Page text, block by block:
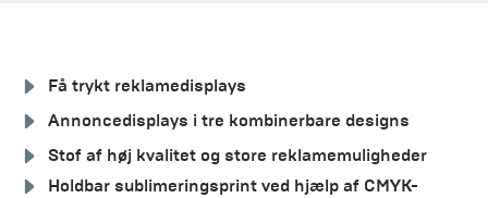
Få trykt reklamedisplays
Annoncedisplays i tre kombinerbare designs
Stof af høj kvalitet og store reklamemuligheder
Holdbar sublimeringsprint ved hjælp af CMYK-